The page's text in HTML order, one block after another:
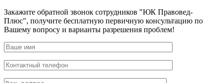
Закажите обратной звонок сотрудников "ЮК Правовед-
Плюс", получите бесплатную первичную консультацию по
Вашему вопросу и варианты разрешения проблем!